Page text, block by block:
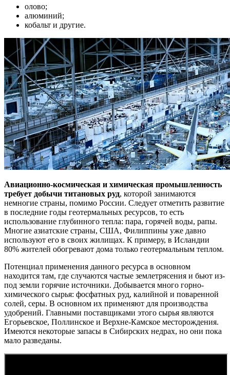
олово;
алюминий;
кобальт и другие.
Авиационно-космическая и химическая промышленность
требует добычи титановых руд, которой занимаются
немногие страны, помимо России. Следует отметить развитие
в последние годы геотермальных ресурсов, то есть
использование глубинного тепла: пара, горячей воды, рапы.
Многие азиатские страны, США, Филиппины уже давно
используют его в своих жилищах. К примеру, в Исландии
80% жителей обогревают дома только геотермальным теплом.
Потенциал применения данного ресурса в основном
находится там, где случаются частые землетрясения и бьют из-
под земли горячие источники. Добывается много горно-
химического сырья: фосфатных руд, калийной и поваренной
солей, серы. В основном их применяют для производства
удобрений. Главными поставщиками этого сырья являются
Егорьевское, Поллинское и Верхне-Камское месторождения.
Имеются некоторые запасы в Сибирских недрах, но они пока
мало разведаны.